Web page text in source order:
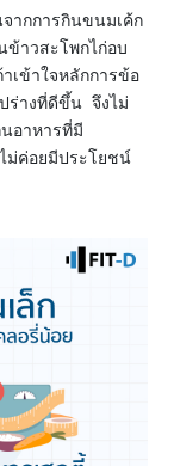
ากการกินขนมเค้ก
ข้าวสะโพกไก่อบ
เข้าใจหลักการข้อ
ร่างที่ดีขึ้น จึงไม่
อาหารที่มี
ม่ค่อยมีประโยชน์